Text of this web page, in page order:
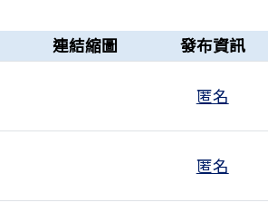
連結縮圖 發布資訊
匿名
匿名